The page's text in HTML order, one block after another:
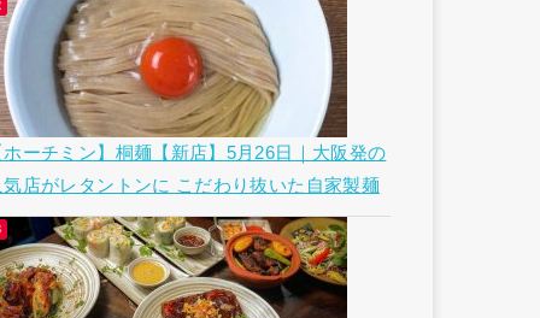
ホーチミン】桐麺【新店】5月26日｜大阪発の
気店がレタントンに こだわり抜いた自家製麺